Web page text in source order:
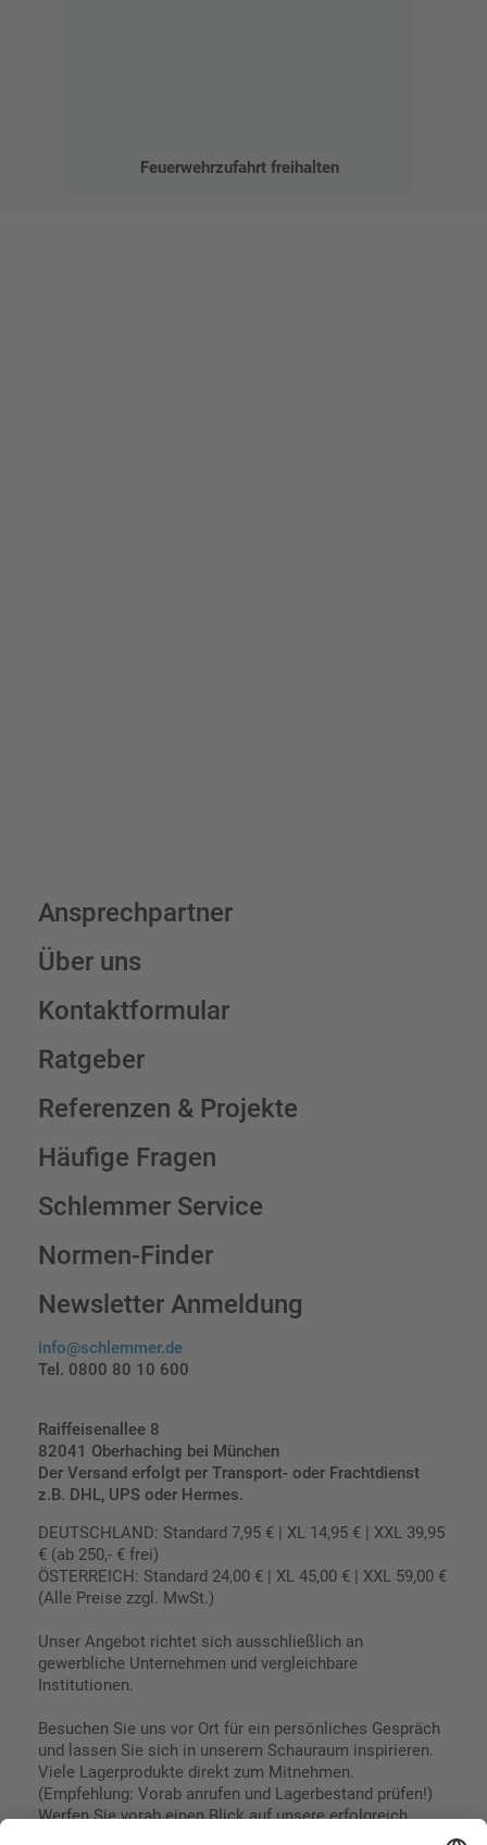
Feuerwehrzufahrt freihalten
Ansprechpartner
Über uns
Kontaktformular
Ratgeber
Referenzen & Projekte
Häufige Fragen
Schlemmer Service
Normen-Finder
Newsletter Anmeldung
info@schlemmer.de
Tel. 0800 80 10 600
Raiffeisenallee 8
82041 Oberhaching bei München
Der Versand erfolgt per Transport- oder Frachtdienst
z.B. DHL, UPS oder Hermes.
DEUTSCHLAND: Standard 7,95 € | XL 14,95 € | XXL 39,95
€ (ab 250,- € frei)
ÖSTERREICH: Standard 24,00 € | XL 45,00 € | XXL 59,00 €
(Alle Preise zzgl. MwSt.)
Unser Angebot richtet sich ausschließlich an
gewerbliche Unternehmen und vergleichbare
Institutionen.
Besuchen Sie uns vor Ort für ein persönliches Gespräch
und lassen Sie sich in unserem Schauraum inspirieren.
Viele Lagerprodukte direkt zum Mitnehmen.
(Empfehlung: Vorab anrufen und Lagerbestand prüfen!)
Werfen Sie vorab einen Blick auf unsere erfolgreich